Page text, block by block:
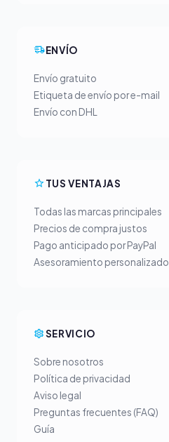
ENVÍO
Envío gratuito
Etiqueta de envío por e-mail
Envío con DHL
TUS VENTAJAS
Todas las marcas principales
Precios de compra justos
Pago anticipado por PayPal
Asesoramiento personalizado
SERVICIO
Sobre nosotros
Política de privacidad
Aviso legal
Preguntas frecuentes (FAQ)
Guía